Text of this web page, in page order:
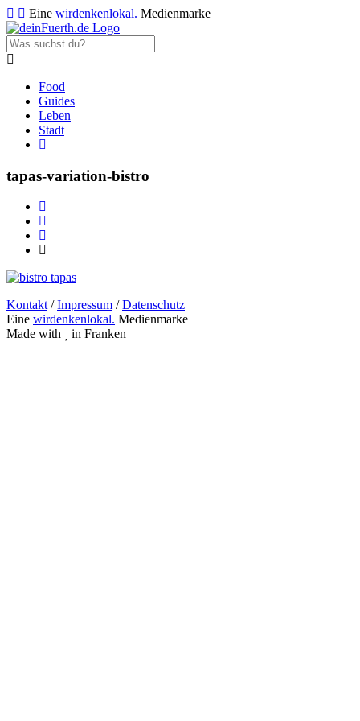
Eine wirdenkenlokal. Medienmarke
Food
Guides
Leben
Stadt
tapas-variation-bistro
Kontakt/Impressum /Datenschutz
Eine wirdenkenlokal. Medienmarke
Made with
in Franken